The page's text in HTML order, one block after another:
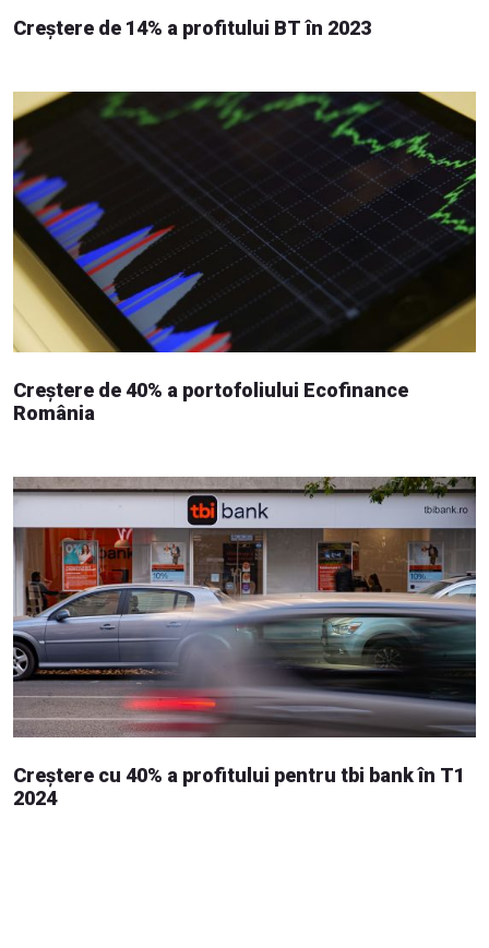
Creștere de 14% a profitului BT în 2023
Creștere de 40% a portofoliului Ecofinance
România
Creștere cu 40% a profitului pentru tbi bank în T1
2024